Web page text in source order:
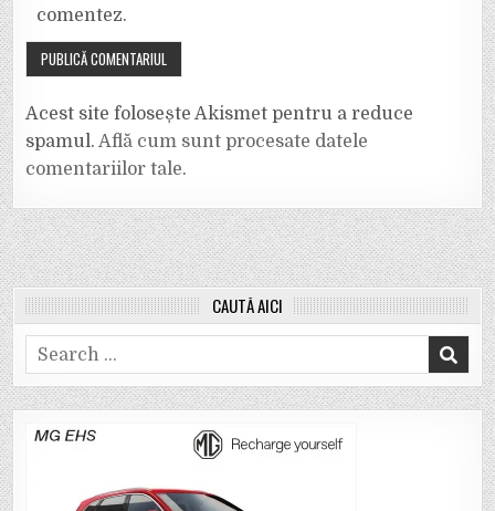
comentez.
Acest site folosește Akismet pentru a reduce
spamul.Află cum sunt procesate datele
comentariilor tale.
CAUTĂ AICI
Search
for: